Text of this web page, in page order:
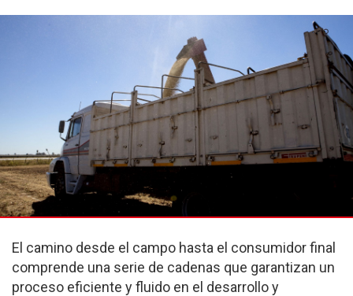
El camino desde el campo hasta el consumidor final
comprende una serie de cadenas que garantizan un
proceso eficiente y fluido en el desarrollo y